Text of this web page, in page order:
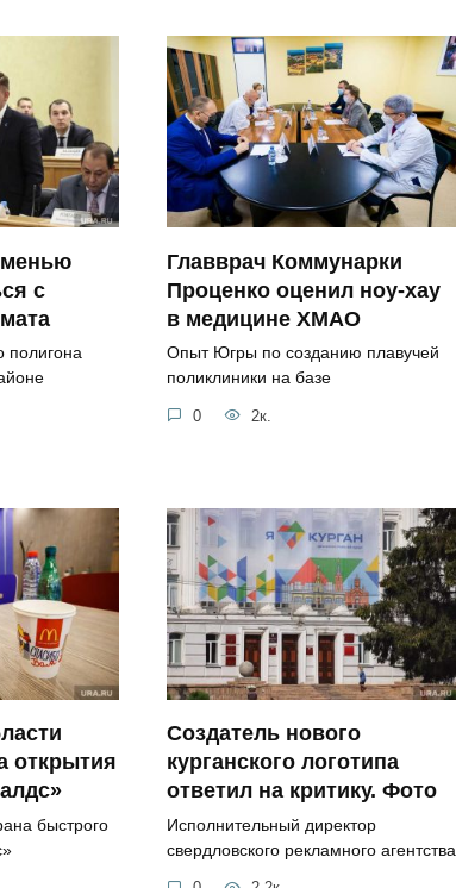
с
полигона
Главврач Коммунарки
Проценко оценил ноу-хау
в медицине ХМАО
Опыт Югры по созданию плавучей
поликлиники на базе
0 2к.
открытия
быстрого
Создатель нового
курганского логотипа
ответил на критику. Фото
Исполнительный директор
свердловского рекламного агентства